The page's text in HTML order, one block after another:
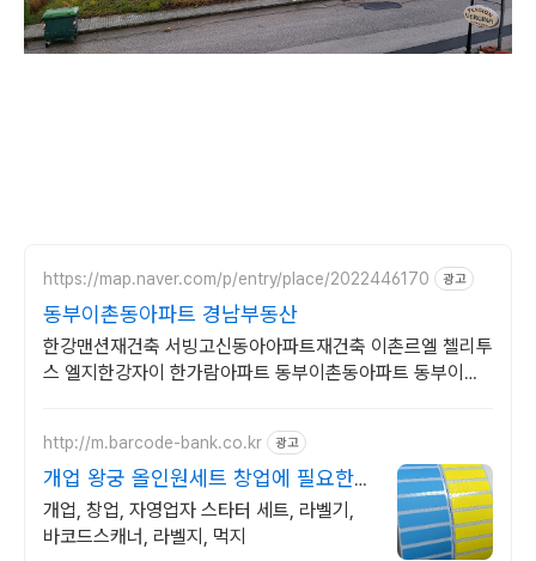
https://map.naver.com/p/entry/place/2022446170 광고
동부이촌동아파트 경남부동산
한강맨션재건축 서빙고신동아아파트재건축 이촌르엘 첼리투
스 엘지한강자이 한가람아파트 동부이촌동아파트 동부이촌
http://m.barcode-bank.co.kr 광고
개업 왕궁 올인원세트 창업에 필요한
라벨기기 세트
개업, 창업, 자영업자 스타터 세트, 라벨기,
바코드스캐너, 라벨지, 먹지